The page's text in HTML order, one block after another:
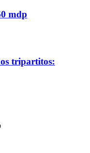
mdp
tripartitos: